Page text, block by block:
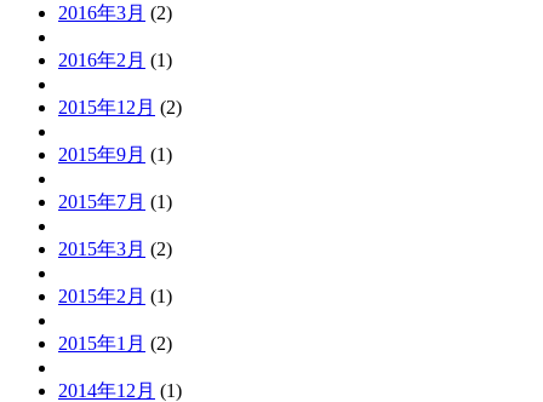
2016年3月 (2)
2016年2月 (1)
2015年12月 (2)
2015年9月 (1)
2015年7月 (1)
2015年3月 (2)
2015年2月 (1)
2015年1月 (2)
2014年12月 (1)